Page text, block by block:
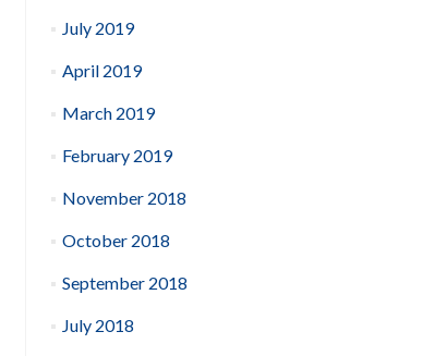
July 2019
April 2019
March 2019
February 2019
November 2018
October 2018
September 2018
July 2018